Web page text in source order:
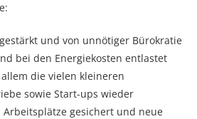
und von unnötiger Bürokratie
bei den Energiekosten entlastet
die vielen kleineren
sowie Start-ups wieder
gesichert und neue